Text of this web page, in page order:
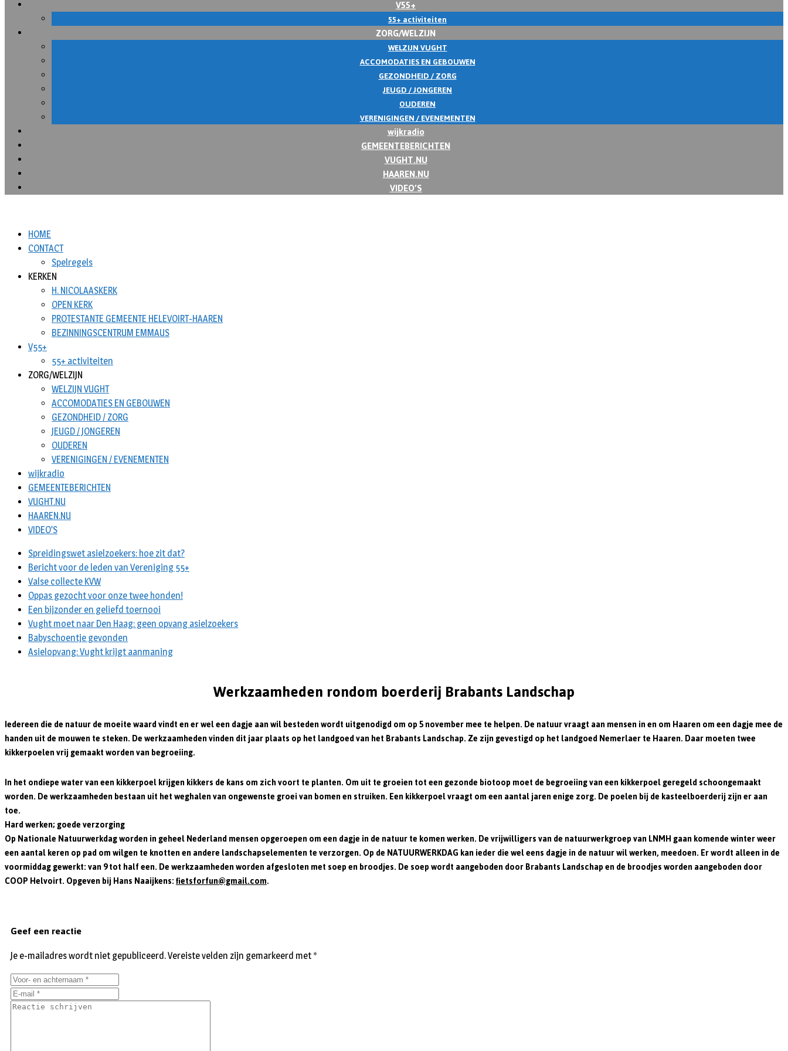
V55+
55+ activiteiten
ZORG/WELZIJN
WELZIJN VUGHT
ACCOMODATIES EN GEBOUWEN
GEZONDHEID / ZORG
JEUGD / JONGEREN
OUDEREN
VERENIGINGEN / EVENEMENTEN
wijkradio
GEMEENTEBERICHTEN
VUGHT.NU
HAAREN.NU
VIDEO’S
HOME
CONTACT
Spelregels
KERKEN
H. NICOLAASKERK
OPEN KERK
PROTESTANTE GEMEENTE HELEVOIRT-HAAREN
BEZINNINGSCENTRUM EMMAUS
V55+
55+ activiteiten
ZORG/WELZIJN
WELZIJN VUGHT
ACCOMODATIES EN GEBOUWEN
GEZONDHEID / ZORG
JEUGD / JONGEREN
OUDEREN
VERENIGINGEN / EVENEMENTEN
wijkradio
GEMEENTEBERICHTEN
VUGHT.NU
HAAREN.NU
VIDEO’S
Spreidingswet asielzoekers: hoe zit dat?
Bericht voor de leden van Vereniging 55+
Valse collecte KVW
Oppas gezocht voor onze twee honden!
Een bijzonder en geliefd toernooi
Vught moet naar Den Haag: geen opvang asielzoekers
Babyschoentje gevonden
Asielopvang: Vught krijgt aanmaning
Werkzaamheden rondom boerderij Brabants Landschap
Iedereen die de natuur de moeite waard vindt en er wel een dagje aan wil besteden wordt uitgenodigd om op 5 november mee te helpen. De natuur vraagt aan mensen in en om Haaren om een dagje mee de
handen uit de mouwen te steken. De werkzaamheden vinden dit jaar plaats op het landgoed van het Brabants Landschap. Ze zijn gevestigd op het landgoed Nemerlaer te Haaren. Daar moeten twee
kikkerpoelen vrij gemaakt worden van begroeiing.
In het ondiepe water van een kikkerpoel krijgen kikkers de kans om zich voort te planten. Om uit te groeien tot een gezonde biotoop moet de begroeiing van een kikkerpoel geregeld schoongemaakt
worden. De werkzaamheden bestaan uit het weghalen van ongewenste groei van bomen en struiken. Een kikkerpoel vraagt om een aantal jaren enige zorg. De poelen bij de kasteelboerderij zijn er aan
toe.
Hard werken; goede verzorging
Op Nationale Natuurwerkdag worden in geheel Nederland mensen opgeroepen om een dagje in de natuur te komen werken. De vrijwilligers van de natuurwerkgroep van LNMH gaan komende winter weer
een aantal keren op pad om wilgen te knotten en andere landschapselementen te verzorgen. Op de NATUURWERKDAG kan ieder die wel eens dagje in de natuur wil werken, meedoen. Er wordt alleen in de
voormiddag gewerkt: van 9 tot half een. De werkzaamheden worden afgesloten met soep en broodjes. De soep wordt aangeboden door Brabants Landschap en de broodjes worden aangeboden door
COOP Helvoirt. Opgeven bij Hans Naaijkens:fietsforfun@gmail.com.
Geef een reactie
Je e-mailadres wordt niet gepubliceerd.Vereiste velden zijn gemarkeerd met *